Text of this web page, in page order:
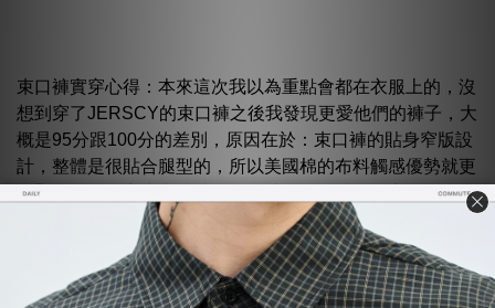
束口褲實穿心得：本來這次我以為重點會都在衣服上的，沒
想到穿了JERSCY的束口褲之後我發現更愛他們的褲子，大
概是95分跟100分的差別，原因在於：束口褲的貼身窄版設
計，整體是很貼合腿型的，所以美國棉的布料觸感優勢就更
明顯，第一次穿上去時就有種「哇！」的感覺，完全不同於
以往一般褲子的舒適感，推薦大家一定要試試